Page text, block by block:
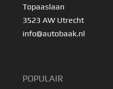
Topaaslaan
3523 AW Utrecht
info@autobaak.nl
POPULAIR